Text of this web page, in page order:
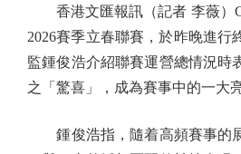
香港文匯報訊（記者 李薇）
2026賽季立春聯賽，於昨晚進行
監鍾俊浩介紹聯賽運營總情況時
之「驚喜」，成為賽事中的一大亮
鍾俊浩指，隨着高頻賽事的